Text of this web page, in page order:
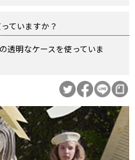
いますか？
明なケースを使っていま